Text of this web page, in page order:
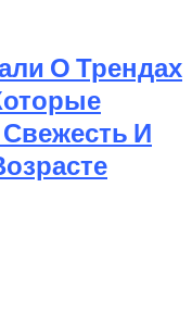
О Трендах
И